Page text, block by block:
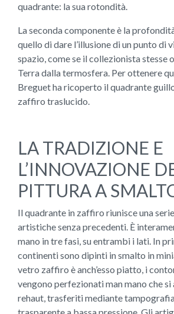
quadrante: la sua rotondità.
La seconda componente è la
quello di dare l’illusione di un punto di
spazio, come se il collezionista stesse
Terra dalla termosfera. Per ottenere
Breguet ha ricoperto il quadrante
zaffiro traslucido.
LA TRADIZIONE E
L’INNOVAZIONE
PITTURA A
Il quadrante in zaffiro riunisce una
artistiche senza precedenti. È
mano in tre fasi, su entrambi i lati. In
continenti sono dipinti in smalto in
vetro zaffiro è anch’esso piatto, i
vengono perfezionati man mano che si
rehaut, trasferiti mediante